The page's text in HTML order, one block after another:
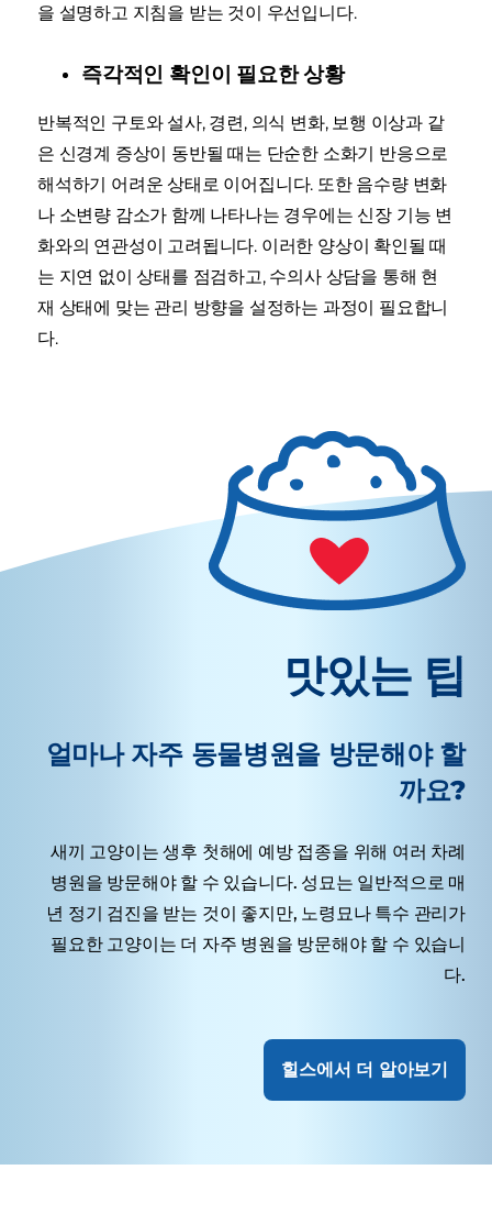
을 설명하고 지침을 받는 것이 우선입니다.
즉각적인 확인이 필요한 상황
반복적인 구토와 설사, 경련, 의식 변화, 보행 이상과 같
은 신경계 증상이 동반될 때는 단순한 소화기 반응으로
해석하기 어려운 상태로 이어집니다. 또한 음수량 변화
나 소변량 감소가 함께 나타나는 경우에는 신장 기능 변
화와의 연관성이 고려됩니다. 이러한 양상이 확인될 때
는 지연 없이 상태를 점검하고, 수의사 상담을 통해 현
재 상태에 맞는 관리 방향을 설정하는 과정이 필요합니
다.
맛있는 팁
얼마나 자주 동물병원을 방문해야 할
까요?
새끼 고양이는 생후 첫해에 예방 접종을 위해 여러 차례
병원을 방문해야 할 수 있습니다. 성묘는 일반적으로 매
년 정기 검진을 받는 것이 좋지만, 노령묘나 특수 관리가
필요한 고양이는 더 자주 병원을 방문해야 할 수 있습니
다.
힐스에서 더 알아보기